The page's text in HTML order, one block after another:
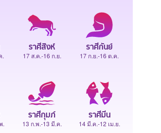
.
ราศีสิงห์
17 ส.ค.-16 ก.ย.
ราศีกันย์
17 ก.ย.-16 ต.ค.
.
ราศีกุมภ์
13 ก.พ.-13 มี.ค.
ราศีมีน
14 มี.ค.-12 เม.ย.